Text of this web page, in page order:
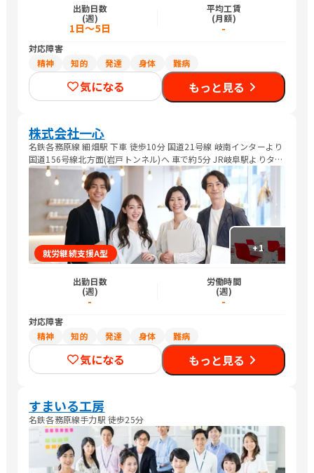
出勤日数
(週)
1日～5日
平均工賃
(月額)
-
対応障害
精神
知的 発達 身体 難病
気になる もっと見る
株式会社一心
名鉄各務原線 細畑駅 下車 徒歩10分 国道21号線 岐南インターより
国道156号線北方面(岩戸トンネル)へ 車で約5分 JR岐阜駅よりタク
シーで約15分
+1
就労継続支援A型
出勤日数
(週)
-
労働時間
(週)
-
対応障害
精神
知的 発達 身体 難病
気になる もっと見る
すまいる工房
名鉄各務原線手力駅 徒歩25分